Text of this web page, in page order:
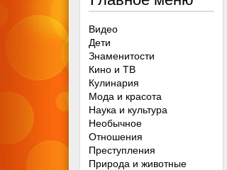
Видео
Дети
Знаменитости
Кино и ТВ
Кулинария
Мода и красота
Наука и культура
Необычное
Отношения
Преступления
Природа и животные